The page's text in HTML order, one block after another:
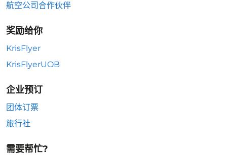
航空公司合作伙伴
奖励给你
KrisFlyer
KrisFlyerUOB
企业预订
团体订票
旅行社
需要帮忙?